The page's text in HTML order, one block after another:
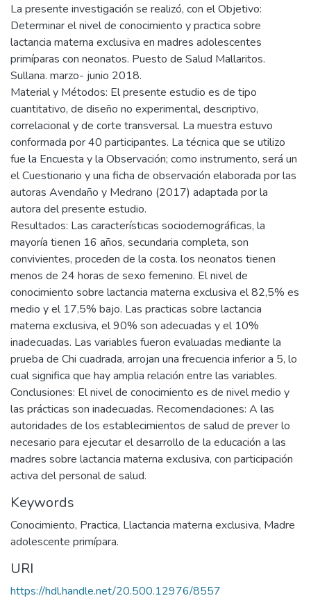
La presente investigación se realizó, con el Objetivo:
Determinar el nivel de conocimiento y practica sobre
lactancia materna exclusiva en madres adolescentes
primíparas con neonatos. Puesto de Salud Mallaritos.
Sullana. marzo- junio 2018.
Material y Métodos: El presente estudio es de tipo
cuantitativo, de diseño no experimental, descriptivo,
correlacional y de corte transversal. La muestra estuvo
conformada por 40 participantes. La técnica que se utilizo
fue la Encuesta y la Observación; como instrumento, será un
el Cuestionario y una ficha de observación elaborada por las
autoras Avendaño y Medrano (2017) adaptada por la
autora del presente estudio.
Resultados: Las características sociodemográficas, la
mayoría tienen 16 años, secundaria completa, son
convivientes, proceden de la costa. los neonatos tienen
menos de 24 horas de sexo femenino. El nivel de
conocimiento sobre lactancia materna exclusiva el 82,5% es
medio y el 17,5% bajo. Las practicas sobre lactancia
materna exclusiva, el 90% son adecuadas y el 10%
inadecuadas. Las variables fueron evaluadas mediante la
prueba de Chi cuadrada, arrojan una frecuencia inferior a 5, lo
cual significa que hay amplia relación entre las variables.
Conclusiones: El nivel de conocimiento es de nivel medio y
las prácticas son inadecuadas. Recomendaciones: A las
autoridades de los establecimientos de salud de prever lo
necesario para ejecutar el desarrollo de la educación a las
madres sobre lactancia materna exclusiva, con participación
activa del personal de salud.
Keywords
Conocimiento, Practica, Llactancia materna exclusiva, Madre
adolescente primípara.
URI
https://hdl.handle.net/20.500.12976/8557